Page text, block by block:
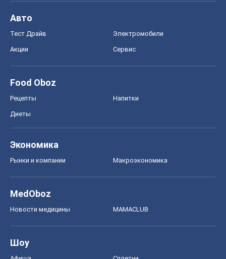
Авто
Тест Драйв Электромобили
Акции Сервис
Food Oboz
Рецепты Напитки
Диеты
Экономика
Рынки и компании Mакроэкономика
MedOboz
Новости медицины MAMACLUB
Шоу